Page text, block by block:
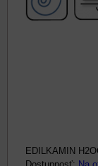
EDILKAMIN